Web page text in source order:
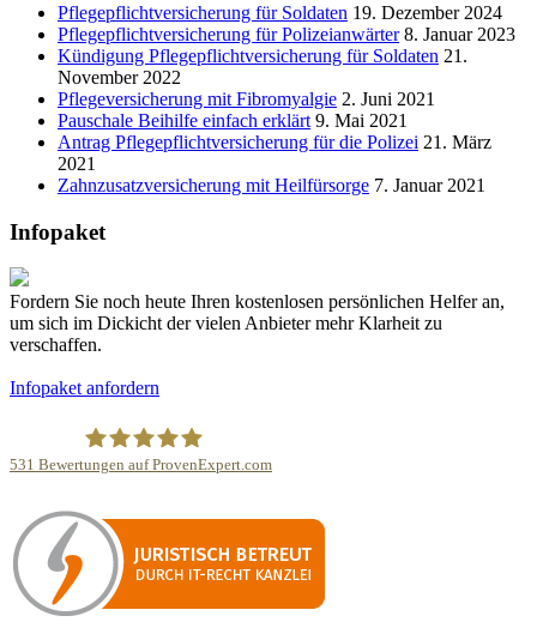
Pflegepflichtversicherung für Soldaten 19. Dezember 2024
Pflegepflichtversicherung für Polizeianwärter 8. Januar 2023
Kündigung Pflegepflichtversicherung für Soldaten 21.
November 2022
Pflegeversicherung mit Fibromyalgie 2. Juni 2021
Pauschale Beihilfe einfach erklärt 9. Mai 2021
Antrag Pflegepflichtversicherung für die Polizei 21. März
2021
Zahnzusatzversicherung mit Heilfürsorge 7. Januar 2021
Infopaket
Fordern Sie noch heute Ihren kostenlosen persönlichen Helfer an,
um sich im Dickicht der vielen Anbieter mehr Klarheit zu
verschaffen.
Infopaket anfordern
Finanzwache
531 Bewertungen auf ProvenExpert.com